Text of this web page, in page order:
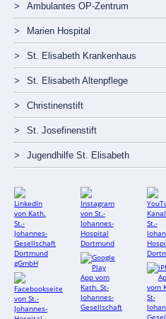
Ambulantes OP-Zentrum
Marien Hospital
St. Elisabeth Krankenhaus
St. Elisabeth Altenpflege
Christinenstift
St. Josefinenstift
Jugendhilfe St. Elisabeth